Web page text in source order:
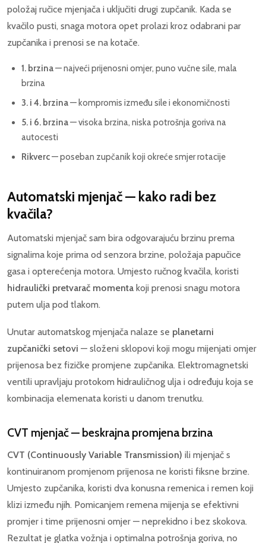
položaj ručice mjenjača i uključiti drugi zupčanik. Kada se
kvačilo pusti, snaga motora opet prolazi kroz odabrani par
zupčanika i prenosi se na kotače.
1. brzina— najveći prijenosni omjer, puno vučne sile, mala
brzina
3. i 4. brzina— kompromis između sile i ekonomičnosti
5. i 6. brzina— visoka brzina, niska potrošnja goriva na
autocesti
Rikverc— poseban zupčanik koji okreće smjer rotacije
Automatski mjenjač — kako radi bez
kvačila?
Automatski mjenjač sam bira odgovarajuću brzinu prema
signalima koje prima od senzora brzine, položaja papučice
gasa i opterećenja motora. Umjesto ručnog kvačila, koristi
hidraulički pretvarač momenta koji prenosi snagu motora
putem ulja pod tlakom.
Unutar automatskog mjenjača nalaze se planetarni
zupčanički setovi — složeni sklopovi koji mogu mijenjati omjer
prijenosa bez fizičke promjene zupčanika. Elektromagnetski
ventili upravljaju protokom hidrauličnog ulja i određuju koja se
kombinacija elemenata koristi u danom trenutku.
CVT mjenjač — beskrajna promjena brzina
CVT (Continuously Variable Transmission) ili mjenjač s
kontinuiranom promjenom prijenosa ne koristi fiksne brzine.
Umjesto zupčanika, koristi dva konusna remenica i remen koji
klizi između njih. Pomicanjem remena mijenja se efektivni
promjer i time prijenosni omjer — neprekidno i bez skokova.
Rezultat je glatka vožnja i optimalna potrošnja goriva, no